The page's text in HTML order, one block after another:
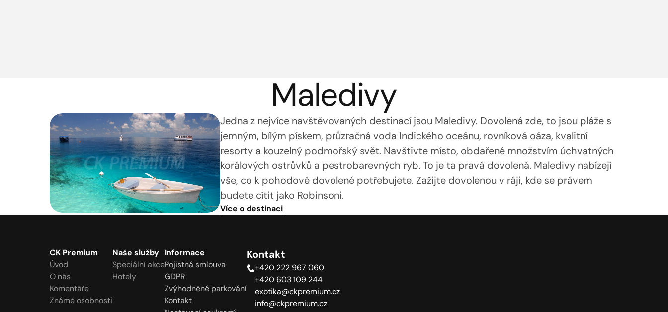
Maledivy
Jedna z nejvíce navštěvovaných destinací jsou Maledivy. Dovolená zde, to jsou pláže s
jemným, bílým pískem, průzračná voda Indického oceánu, rovníková oáza, kvalitní
resorty a kouzelný podmořský svět. Navštivte místo, obdařené množstvím úchvatných
korálových ostrůvků a pestrobarevných ryb. To je ta pravá dovolená. Maledivy nabízejí
vše, co k pohodové dovolené potřebujete. Zažijte dovolenou v ráji, kde se právem
budete cítit jako Robinsoni.
Více o destinaci
CK Premium
Úvod
O nás
Komentáře
Známé osobnosti
Naše služby
Speciální akce
Hotely
Informace
Pojistná smlouva
GDPR
Zvýhodněné parkování
Kontakt
Kontakt
+420 222 967 060
+420 603 109 244
exotika@ckpremium.cz
info@ckpremium.cz